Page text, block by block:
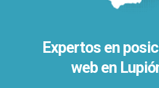
Expertos en
web en